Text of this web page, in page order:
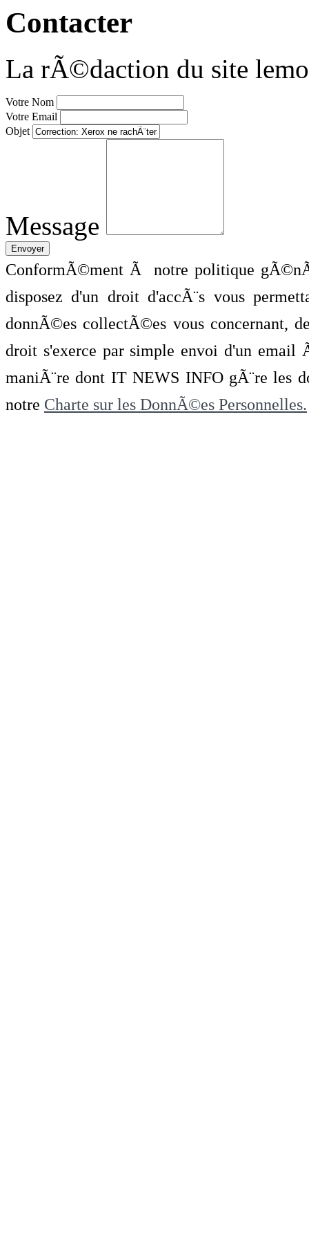
Contacter
La rÃ©daction du site
Votre Nom
Votre Email
Objet
Message
ConformÃ©ment Ã notre politique
disposez d'un droit d'accÃ¨s vous
donnÃ©es collectÃ©es vous concernant,
droit s'exerce par simple envoi d'un
maniÃ¨re dont IT NEWS INFO gÃ¨re les
notre Charte sur les DonnÃ©es Personnelles.